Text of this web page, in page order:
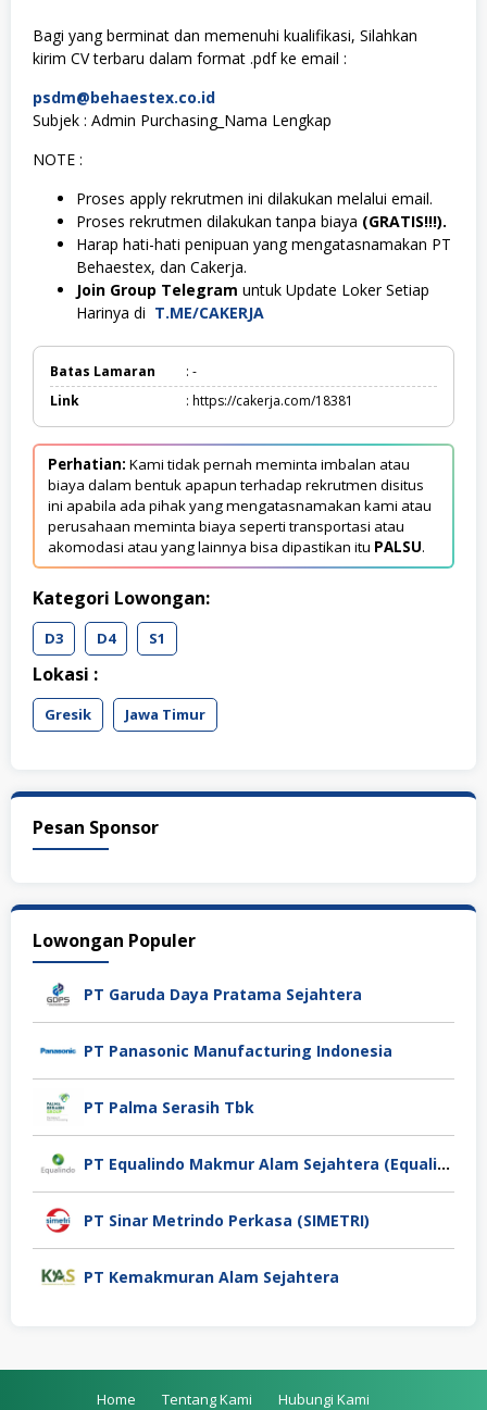
Bagi yang berminat dan memenuhi kualifikasi, Silahkan
kirim CV terbaru dalam format .pdf ke email :
psdm@behaestex.co.id
Subjek : Admin Purchasing_Nama Lengkap
NOTE :
Proses apply rekrutmen ini dilakukan melalui email.
Proses rekrutmen dilakukan tanpa biaya (GRATIS!!!).
Harap hati-hati penipuan yang mengatasnamakan PT
Behaestex, dan Cakerja.
Join Group Telegram untuk Update Loker Setiap
Harinya di T.ME/CAKERJA
Batas Lamaran
: -
Link
: https://cakerja.com/18381
Perhatian: Kami tidak pernah meminta imbalan atau
biaya dalam bentuk apapun terhadap rekrutmen disitus
ini apabila ada pihak yang mengatasnamakan kami atau
perusahaan meminta biaya seperti transportasi atau
akomodasi atau yang lainnya bisa dipastikan itu PALSU.
Kategori Lowongan:
D3 D4 S1
Lokasi :
Gresik Jawa Timur
Pesan Sponsor
Lowongan Populer
PT Garuda Daya Pratama Sejahtera
PT Panasonic Manufacturing Indonesia
PT Palma Serasih Tbk
PT Equalindo Makmur Alam Sejahtera (Equalindo Group)
PT Sinar Metrindo Perkasa (SIMETRI)
PT Kemakmuran Alam Sejahtera
Home Tentang Kami Hubungi Kami